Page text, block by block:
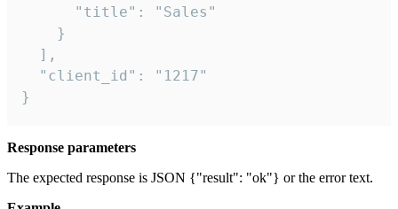
      "title": "Sales"
    }
  ],
  "client_id": "1217"
}
Response parameters
The expected response is JSON {"result": "ok"} or the error text.